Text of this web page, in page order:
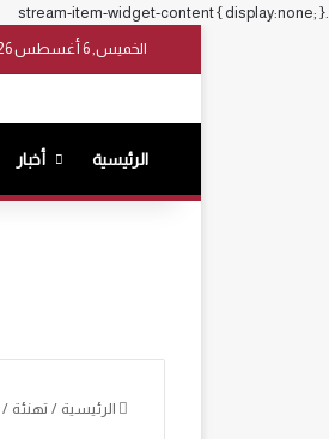
.stream-item-widget-content { display:none; }
الخميس, 6 أغسطس 2026
الرئيسية أخبار
الرئيسية / تهنئة /